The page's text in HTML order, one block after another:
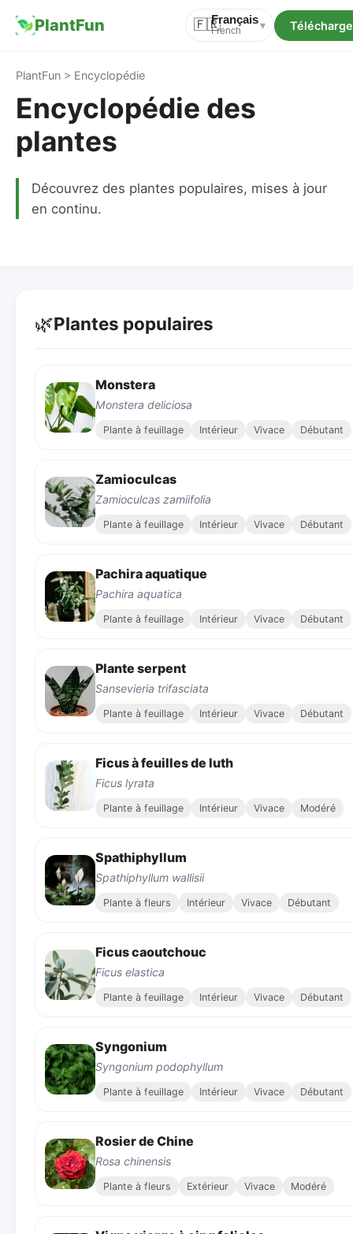
PlantFun 🇫🇷Français
French ▾
PlantFun > Encyclopédie
Encyclopédie des
plantes
Découvrez des plantes populaires, mises à jour
en continu.
🌿Plantes populaires
Monstera
Monstera deliciosa
Plante à feuillage Intérieur Vivace Débutant
Zamioculcas
Zamioculcas zamiifolia
Plante à feuillage Intérieur Vivace Débutant
Pachira aquatique
Pachira aquatica
Plante à feuillage Intérieur Vivace Débutant
Plante serpent
Sansevieria trifasciata
Plante à feuillage Intérieur Vivace Débutant
Ficus à feuilles de luth
Ficus lyrata
Plante à feuillage Intérieur Vivace Modéré
Spathiphyllum
Spathiphyllum wallisii
Plante à fleurs Intérieur Vivace Débutant
Ficus caoutchouc
Ficus elastica
Plante à feuillage Intérieur Vivace Débutant
Syngonium
Syngonium podophyllum
Plante à feuillage Intérieur Vivace Débutant
Rosier de Chine
Rosa chinensis
Plante à fleurs Extérieur Vivace Modéré